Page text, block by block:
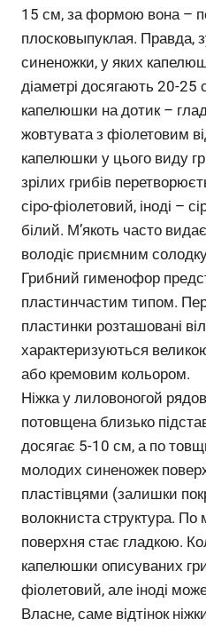
15 см, за формою вона –
плосковыпуклая. Правда,
синеножки, у яких
діаметрі досягають 20-
капелюшки на дотик –
жовтувата з фіолетовим
капелюшки у цього виду
зрілих грибів
сіро-фіолетовий, іноді –
білий. М’якоть часто
володіє приємним
Грибний гименофор
пластинчастим типом.
пластинки розташовані
характеризуються
або кремовим кольором.
Ніжка у лиловоногой
потовщена близько
досягає 5-10 см, а по
молодих синеножек
пластівцями (залишки
волокниста структура. По
поверхня стає гладкою.
капелюшки описуваних
фіолетовий, але іноді
Власне, саме відтінок